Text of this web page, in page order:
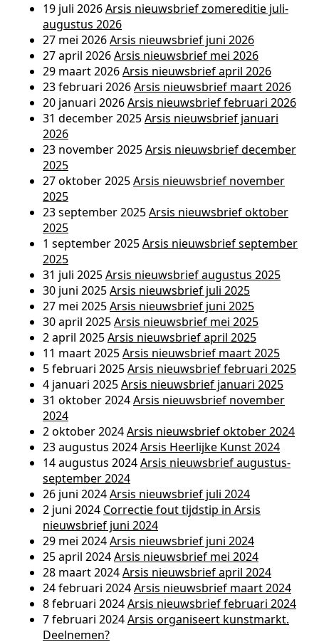
19 juli 2026Arsis nieuwsbrief zomereditie juli-
augustus 2026
27 mei 2026Arsis nieuwsbrief juni 2026
27 april 2026Arsis nieuwsbrief mei 2026
29 maart 2026Arsis nieuwsbrief april 2026
23 februari 2026Arsis nieuwsbrief maart 2026
20 januari 2026Arsis nieuwsbrief februari 2026
31 december 2025Arsis nieuwsbrief januari
2026
23 november 2025Arsis nieuwsbrief december
2025
27 oktober 2025Arsis nieuwsbrief november
2025
23 september 2025Arsis nieuwsbrief oktober
2025
1 september 2025Arsis nieuwsbrief september
2025
31 juli 2025Arsis nieuwsbrief augustus 2025
30 juni 2025Arsis nieuwsbrief juli 2025
27 mei 2025Arsis nieuwsbrief juni 2025
30 april 2025Arsis nieuwsbrief mei 2025
2 april 2025Arsis nieuwsbrief april 2025
11 maart 2025Arsis nieuwsbrief maart 2025
5 februari 2025Arsis nieuwsbrief februari 2025
4 januari 2025Arsis nieuwsbrief januari 2025
31 oktober 2024Arsis nieuwsbrief november
2024
2 oktober 2024Arsis nieuwsbrief oktober 2024
23 augustus 2024Arsis Heerlijke Kunst 2024
14 augustus 2024Arsis nieuwsbrief augustus-
september 2024
26 juni 2024Arsis nieuwsbrief juli 2024
2 juni 2024 Correctie fout tijdstip in Arsis
nieuwsbrief juni 2024
29 mei 2024Arsis nieuwsbrief juni 2024
25 april 2024Arsis nieuwsbrief mei 2024
28 maart 2024Arsis nieuwsbrief april 2024
24 februari 2024Arsis nieuwsbrief maart 2024
8 februari 2024Arsis nieuwsbrief februari 2024
7 februari 2024Arsis organiseert kunstmarkt.
Deelnemen?